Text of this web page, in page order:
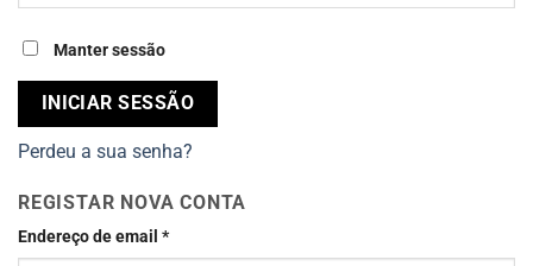
Manter sessão
INICIAR SESSÃO
Perdeu a sua senha?
REGISTAR NOVA CONTA
Endereço de email *